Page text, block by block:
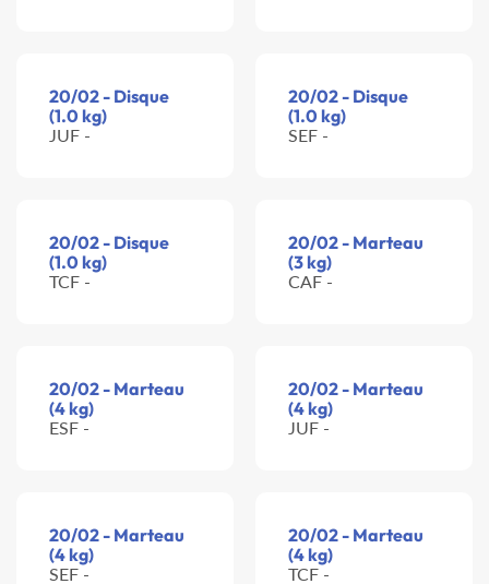
20/02 - Disque
(1.0 kg)
JUF -
20/02 - Disque
(1.0 kg)
SEF -
20/02 - Disque
(1.0 kg)
TCF -
20/02 - Marteau
(3 kg)
CAF -
20/02 - Marteau
(4 kg)
ESF -
20/02 - Marteau
(4 kg)
JUF -
20/02 - Marteau
(4 kg)
SEF -
20/02 - Marteau
(4 kg)
TCF -